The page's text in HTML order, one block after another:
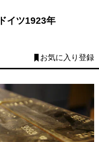
イツ1923年
お気に入り登録